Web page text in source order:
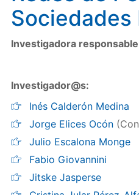
Sociedades
Investigadora responsable
Investigador@s:
Inés Calderón Medina
Jorge Elices Ocón
Julio Escalona Monge
Fabio Giovannini
Jitske Jasperse